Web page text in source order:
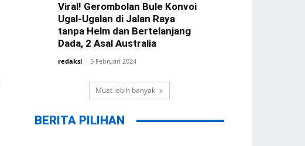
redaksi - 12 Februari 2024
Viral! Gerombolan Bule Konvoi
Ugal-Ugalan di Jalan Raya
tanpa Helm dan Bertelanjang
Dada, 2 Asal Australia
redaksi - 5 Februari 2024
Muat lebih banyak
BERITA PILIHAN